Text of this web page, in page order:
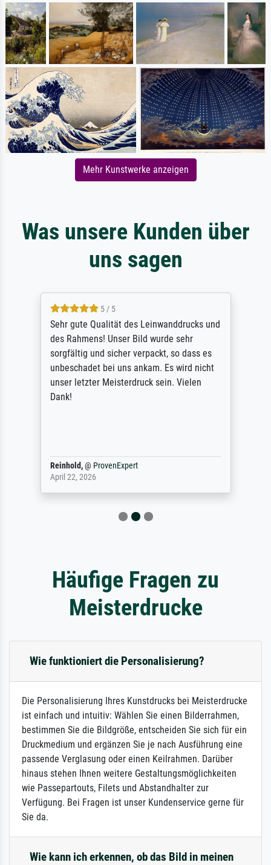
Mehr Kunstwerke anzeigen
Was unsere Kunden über
uns sagen
5 / 5
Sehr gute Qualität des Leinwanddrucks und
des Rahmens! Unser Bild wurde sehr
sorgfältig und sicher verpackt, so dass es
unbeschadet bei uns ankam. Es wird nicht
unser letzter Meisterdruck sein. Vielen
Dank!
Reinhold,@ ProvenExpert
April 22, 2026
Häufige Fragen zu
Meisterdrucke
Wie funktioniert die Personalisierung?
Die Personalisierung Ihres Kunstdrucks bei Meisterdrucke
ist einfach und intuitiv: Wählen Sie einen Bilderrahmen,
bestimmen Sie die Bildgröße, entscheiden Sie sich für ein
Druckmedium und ergänzen Sie je nach Ausführung eine
passende Verglasung oder einen Keilrahmen. Darüber
hinaus stehen Ihnen weitere Gestaltungsmöglichkeiten
wie Passepartouts, Filets und Abstandhalter zur
Verfügung. Bei Fragen ist unser Kundenservice gerne für
Sie da.
Wie kann ich erkennen, ob das Bild in meinen